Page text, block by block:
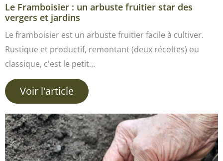
Le Framboisier : un arbuste fruitier star des
vergers et jardins
Le framboisier est un arbuste fruitier facile à cultiver.
Rustique et productif, remontant (deux récoltes) ou
classique, c'est le petit…
Voir l'article